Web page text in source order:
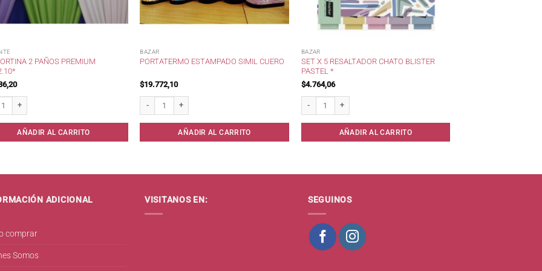
2 PAÑOS PREMIUM
AÑADIR AL CARRITO
BAZAR
PORTATERMO ESTAMPADO SIMIL CUERO
$19.772,10
AÑADIR AL CARRITO
BAZAR
SET X 5 RESALTADOR CHATO BLISTER
PASTEL *
$4.764,06
AÑADIR AL CARRITO
ADICIONAL
comprar
Somos
VISITANOS EN: SEGUINOS